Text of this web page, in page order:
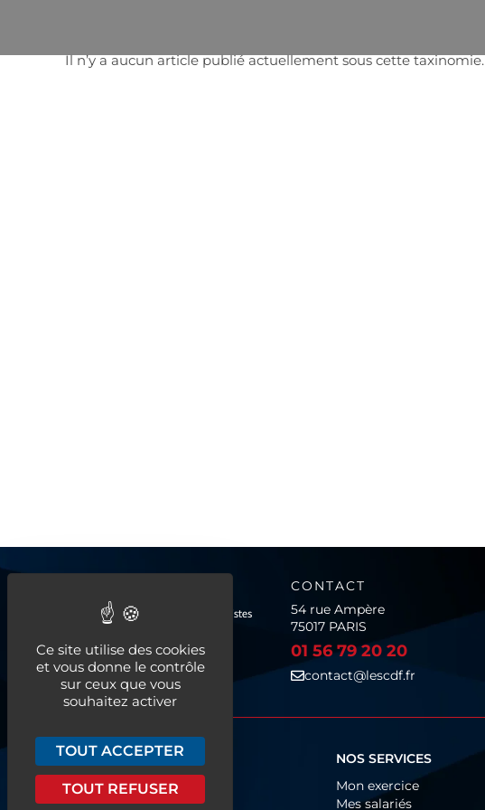
Il n’y a aucun article publié actuellement sous cette taxinomie.
CONTACT
54 rue Ampère
75017 PARIS
01 56 79 20 20
contact@lescdf.fr
QUI SOMMES-NOUS ?
Fonctionnement
Organigramme
NOS SERVICES
Mon exercice
Mes salariés
Ce site utilise des cookies
et vous donne le contrôle
sur ceux que vous
souhaitez activer
TOUT ACCEPTER
TOUT REFUSER